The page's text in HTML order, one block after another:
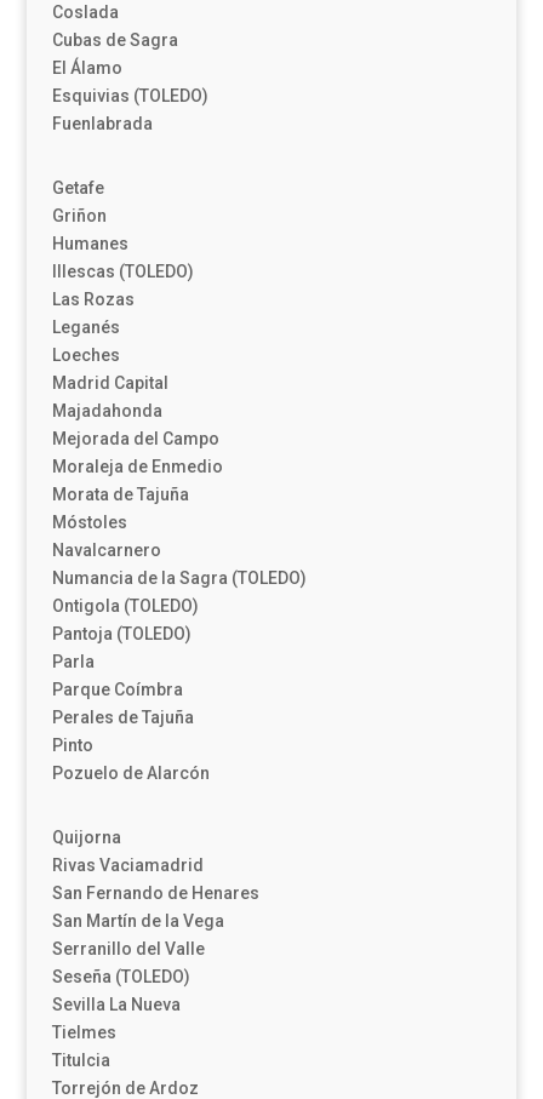
Coslada
Cubas de Sagra
El Álamo
Esquivias (TOLEDO)
Fuenlabrada
Getafe
Griñon
Humanes
Illescas (TOLEDO)
Las Rozas
Leganés
Loeches
Madrid Capital
Majadahonda
Mejorada del Campo
Moraleja de Enmedio
Morata de Tajuña
Móstoles
Navalcarnero
Numancia de la Sagra (TOLEDO)
Ontigola (TOLEDO)
Pantoja (TOLEDO)
Parla
Parque Coímbra
Perales de Tajuña
Pinto
Pozuelo de Alarcón
Quijorna
Rivas Vaciamadrid
San Fernando de Henares
San Martín de la Vega
Serranillo del Valle
Seseña (TOLEDO)
Sevilla La Nueva
Tielmes
Titulcia
Torrejón de Ardoz